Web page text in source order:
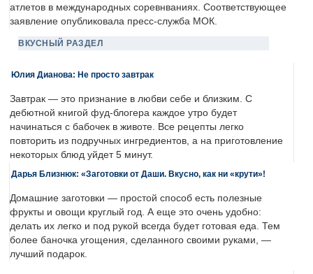
атлетов в международных соревнваниях. Соответствующее
заявление опубликовала пресс-служба МОК.
ВКУСНЫЙ РАЗДЕЛ
Юлия Дианова: Не просто завтрак
Завтрак — это признание в любви себе и близким. С
дебютной книгой фуд-блогера каждое утро будет
начинаться с бабочек в животе. Все рецепты легко
повторить из подручных ингредиентов, а на приготовление
некоторых блюд уйдет 5 минут.
Дарья Близнюк: «Заготовки от Даши. Вкусно, как ни «крути»!
Домашние заготовки — простой способ есть полезные
фрукты и овощи круглый год. А еще это очень удобно:
делать их легко и под рукой всегда будет готовая еда. Тем
более баночка угощения, сделанного своими руками, —
лучший подарок.